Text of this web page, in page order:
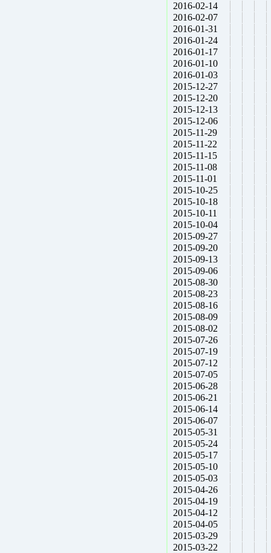
2016-02-14
2016-02-07
2016-01-31
2016-01-24
2016-01-17
2016-01-10
2016-01-03
2015-12-27
2015-12-20
2015-12-13
2015-12-06
2015-11-29
2015-11-22
2015-11-15
2015-11-08
2015-11-01
2015-10-25
2015-10-18
2015-10-11
2015-10-04
2015-09-27
2015-09-20
2015-09-13
2015-09-06
2015-08-30
2015-08-23
2015-08-16
2015-08-09
2015-08-02
2015-07-26
2015-07-19
2015-07-12
2015-07-05
2015-06-28
2015-06-21
2015-06-14
2015-06-07
2015-05-31
2015-05-24
2015-05-17
2015-05-10
2015-05-03
2015-04-26
2015-04-19
2015-04-12
2015-04-05
2015-03-29
2015-03-22